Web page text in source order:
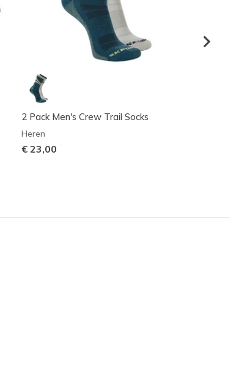
2 Pack Men's Crew Trail Socks
Heren
€ 23,00